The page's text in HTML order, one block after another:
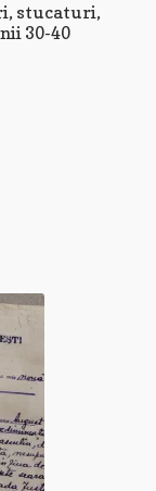
stucaturi,
30-40